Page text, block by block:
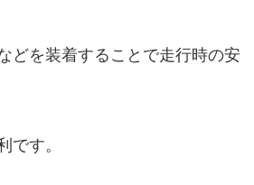
どを装着することで走行時の安
す。